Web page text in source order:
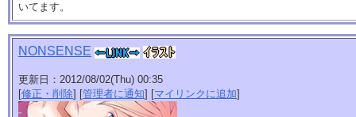
いてます。
NONSENSE
更新日：2012/08/02(Thu) 00:35
[修正・削除] [管理者に通知] [マイリンクに追加]